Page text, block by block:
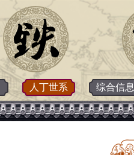
人丁世系 综合信息